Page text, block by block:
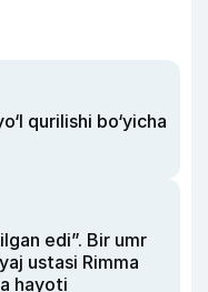
qurilishi bo‘yicha
edi”. Bir umr
ustasi Rimma
hayoti